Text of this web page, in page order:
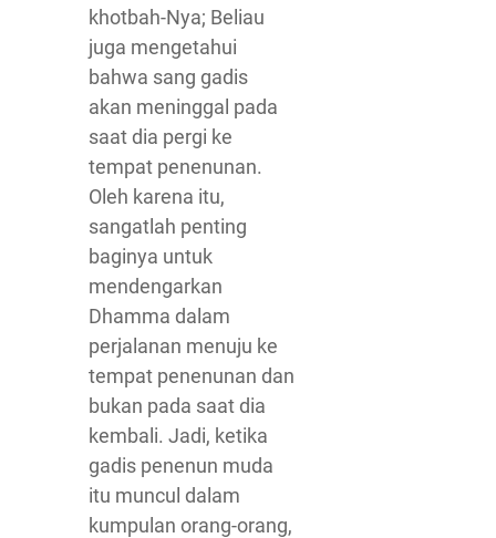
khotbah-Nya; Beliau
juga mengetahui
bahwa sang gadis
akan meninggal pada
saat dia pergi ke
tempat penenunan.
Oleh karena itu,
sangatlah penting
baginya untuk
mendengarkan
Dhamma dalam
perjalanan menuju ke
tempat penenunan dan
bukan pada saat dia
kembali. Jadi, ketika
gadis penenun muda
itu muncul dalam
kumpulan orang-orang,